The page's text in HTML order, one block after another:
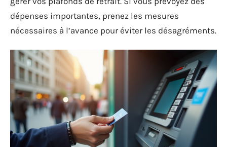
dépenses importantes, prenez les mesures
nécessaires à l’avance pour éviter les désagréments.